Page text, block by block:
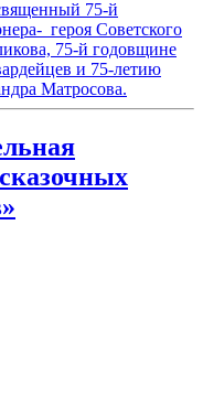
75-й
героя Советского
75-й годовщине
и 75-летию
Матросова.